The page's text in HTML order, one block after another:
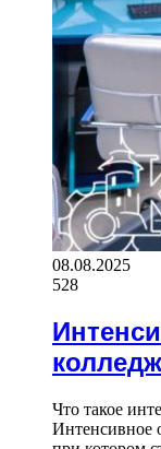
08.08.2025
528
Что такое
Интенсивное